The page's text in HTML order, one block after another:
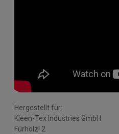
Hergestellt für:
Kleen-Tex Industries GmbH
Fürhölzl 2